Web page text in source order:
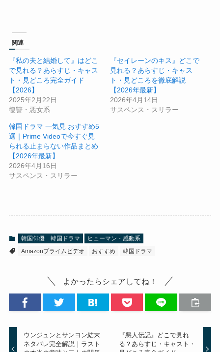
関連
『私の夫と結婚して』はどこ
で見れる？あらすじ・キャス
ト・見どころ完全ガイド
【2026】
2025年2月22日
復讐・悪女系
『セイレーンのキス』どこで
見れる？あらすじ・キャス
ト・見どころを徹底解説
【2026年最新】
2026年4月14日
サスペンス・スリラー
韓国ドラマ 一気見 おすすめ5
選｜Prime Videoで今すぐ見
られる止まらない作品まとめ
【2026年最新】
2026年4月16日
サスペンス・スリラー
韓国俳優 韓国ドラマ
ヒューマン・感動系
Amazonプライムビデオ
おすすめ 韓国ドラマ
よかったらシェアしてね！
ウンジュンとサンヨン結末
ネタバレ完全解説｜ラスト
『悪人伝記』どこで見れ
る？あらすじ・キャスト・